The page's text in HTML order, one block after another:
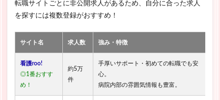
転職サイトごとに非公開求人があるため、自分に合った求人
を探すには複数登録がおすすめ！
サイト名 求人数 強み・特徴
看護roo!
◎1番おすす
め！
約5万
件
手厚いサポート・初めての転職でも安
心。
病院内部の雰囲気情報も豊富。